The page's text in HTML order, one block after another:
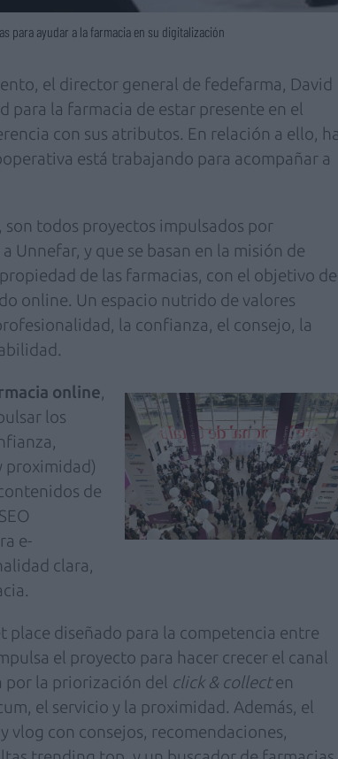
para ayudar a la farmacia en su digitalización
el director general de fedefarma, David
para la farmacia de estar presente en el
con sus atributos. En relación a ello, ha
está trabajando para acompañar a
son todos proyectos impulsados por
Unnefar, y que se basan en la misión de
de las farmacias, con el objetivo de
online. Un espacio nutrido de valores
la confianza, el consejo, la
online,
los
proximidad)
de
e-
clara,
place diseñado para la competencia entre
el proyecto para hacer crecer el canal
por la priorización del click & collecten
el servicio y la proximidad. Además, el
vlog con consejos, recomendaciones,